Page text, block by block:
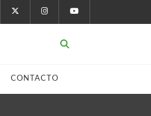
CONTACTO